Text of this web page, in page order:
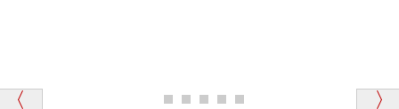
体をねかせたりおこしたりすると「グーグー」と鳴く
「商品説明が細やかで丁寧であったことです」